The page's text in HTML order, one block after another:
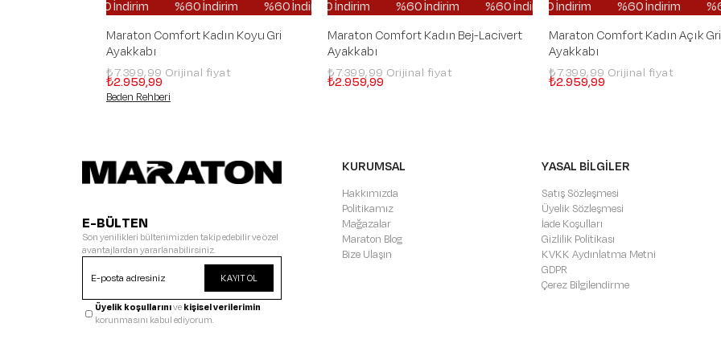
%60 İndirim %60 İndirim %60 İndirim %60 İndirim %60 İndirim %60 İndirim %60 İndirim %60
Maraton Comfort Kadın Koyu Gri
Ayakkabı
₺2.959,99
₺7.399,99
%60 İndirim %60 İndirim %60 İndirim %60 İndirim %60 İndirim
Maraton Comfort Kadın Bej-Lacivert
Ayakkabı
₺2.959,99
₺7.399,99
%60 İndirim %60 İndirim %60
Maraton Comfort Kadın Açık Gri
Ayakkabı
₺2.959,99
₺7.399,99
Beden Rehberi
E-BÜLTEN
Son yenilikleri bültenimizden takip edebilir ve özel
avantajlardan yararlanabilirsiniz.
KAYIT OL
Üyelik koşullarınıvekişisel verilerimin
korunmasını kabul ediyorum.
KURUMSAL
Hakkımızda
Politikamız
Mağazalar
Maraton Blog
Bize Ulaşın
YASAL BİLGİLER
Satış Sözleşmesi
Üyelik Sözleşmesi
İade Koşulları
Gizlilik Politikası
KVKK Aydınlatma Metni
GDPR
Çerez Bilgilendirme